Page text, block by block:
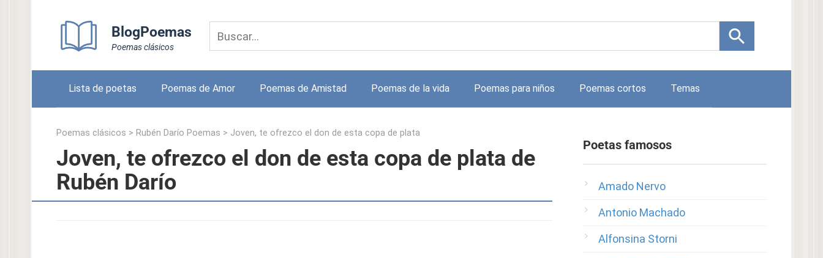
BlogPoemas
Poemas clásicos
Lista de poetas Poemas de Amor Poemas de Amistad Poemas de la vida Poemas para niños Poemas cortos Temas
Poemas clásicos > Rubén Darío Poemas > Joven, te ofrezco el don de esta copa de plata
Joven, te ofrezco el don de esta copa de plata de
Rubén Darío
Poetas famosos
Amado Nervo
Antonio Machado
Alfonsina Storni